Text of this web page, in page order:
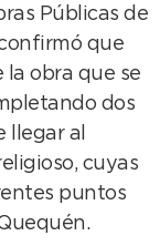
Públicas de
que
la obra que se
dos
llegar al
cuyas
puntos